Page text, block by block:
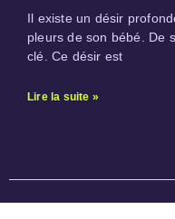
Il existe un désir
pleurs de son bébé. De
clé. Ce désir est
Lire la suite »